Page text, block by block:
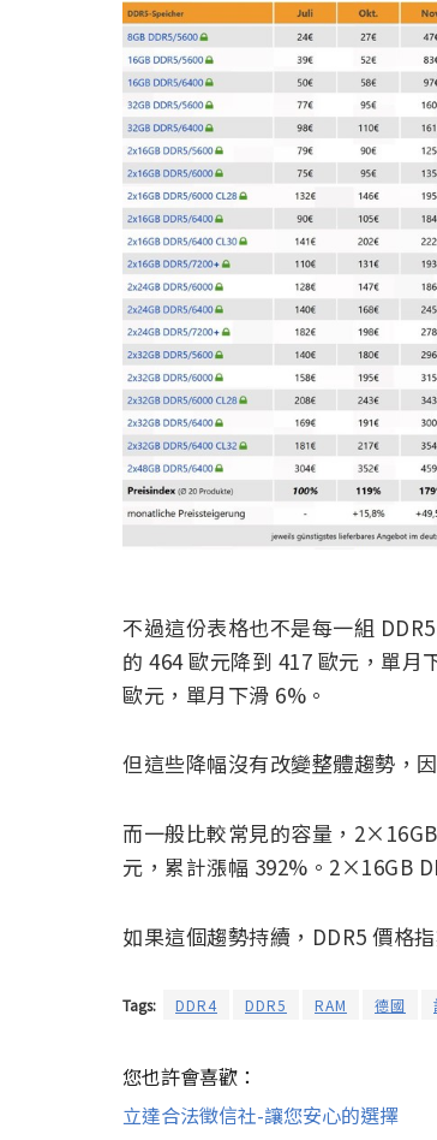
不過這份表格也不是每一組
的 464 歐元降到 417 歐元，單
歐元，單月下滑 6%。
但這些降幅沒有改變整體趨勢，
而一般比較常見的容量，
元，累計漲幅 392%。2×16GB
如果這個趨勢持續，DDR5 價格
Tags: DDR4 DDR5 RAM 德國
您也許會喜歡：
立達合法徵信社-讓您安心的選擇